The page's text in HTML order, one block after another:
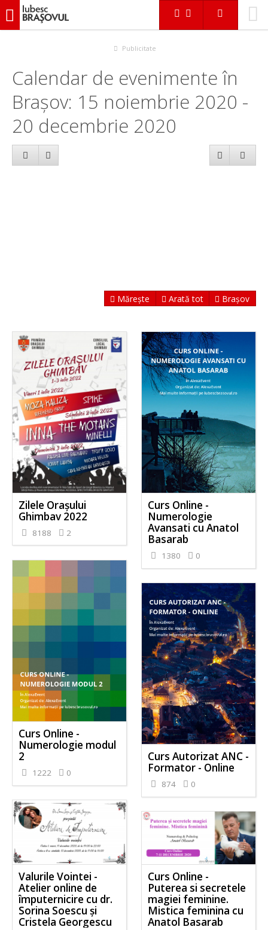
iubescbraşovul.ro
Publicitate
Calendar de evenimente în
Brașov: 15 noiembrie 2020 -
20 decembrie 2020
Mărește Arată tot Brașov
Zilele Orașului
Ghimbav 2022
8188 2
Curs Online -
Numerologie
Avansati cu Anatol
Basarab
1380 0
Curs Online -
Numerologie modul
2
1222 0
Curs Autorizat ANC -
Formator - Online
874 0
Valurile Vointei -
Atelier online de
împuternicire cu dr.
Sorina Soescu și
Cristela Georgescu
Curs Online -
Puterea si secretele
magiei feminine.
Mistica feminina cu
Anatol Basarab